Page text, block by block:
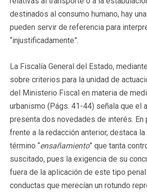
destinados al consumo humano, hay
pueden servir de referencia para
“injustificadamente”.
La Fiscalía General del Estado,
sobre criterios para la unidad de
del Ministerio Fiscal en materia de
urbanismo (Págs. 41-44) señala que el
presenta dos novedades de interés. En
frente a la redacción anterior, destaca
término “ensañamiento” que tanta
suscitado, pues la exigencia de su
fuera de la aplicación de este tipo
conductas que merecían un rotundo